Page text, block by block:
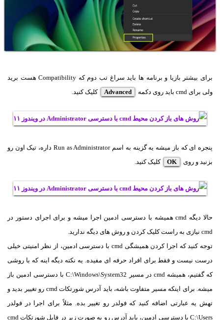
برای بیشتر بازیا و برنامه ها باید سراغ تب دوم که Compatibility هست برید
ولی برای cmd باید روی دکمه
Advanced کلیک کنید.
پنجره ای که باز میشه یه گزینه به اسم Run as Administrator داره، تیک اون رو
بزنید و روی
OK کلیک کنید.
حالا دیگه cmd همیشه با دسترسی ادمین اجرا میشه و برای اجرای دستور در
cmd نیازی به راست کلیک کردن و روش های دیگه ندارید.
توجه کنید که اجرا کردن همیشگی cmd با دسترسی ادمین، از نظر امنیتی خیلی
درست نیست و فقط برای افراد حرفه ای مفیده. یه نکته دیگه اینه که با روشی
که گفتیم، همیشه cmd در مسیر C:\Windows\System32 با دسترسی ادمین باز
میشه. برای اینکه مسیر متفاوت باشه، باید آدرس شورتکات cmd‌ رو تغییر بدید و
تهش یه عبارتی اضافه کنید که فولدر رو تغییر بده. مثلاً برای اجرا در فولدر
C:\Users با دسترسی ادمین، باید آدرس رو به صورت زیر در فایل شورتکات cmd